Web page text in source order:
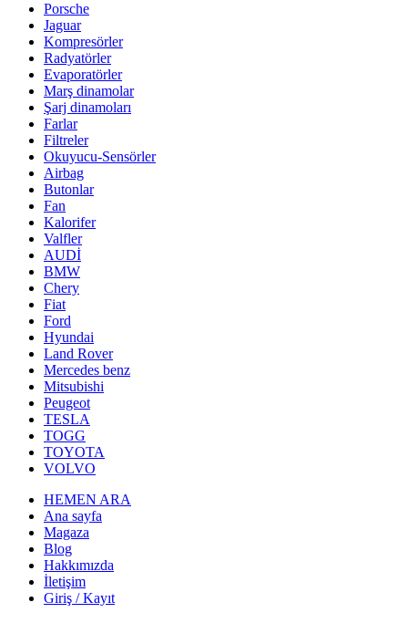
Porsche
Jaguar
Kompresörler
Radyatörler
Evaporatörler
Marş dinamolar
Şarj dinamoları
Farlar
Filtreler
Okuyucu-Sensörler
Airbag
Butonlar
Fan
Kalorifer
Valfler
AUDİ
BMW
Chery
Fiat
Ford
Hyundai
Land Rover
Mercedes benz
Mitsubishi
Peugeot
TESLA
TOGG
TOYOTA
VOLVO
HEMEN ARA
Ana sayfa
Magaza
Blog
Hakkımızda
İletişim
Giriş / Kayıt